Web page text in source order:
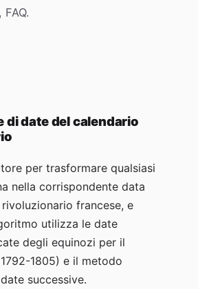
di date del calendario
per trasformare qualsiasi
nella corrispondente data
francese, e
utilizza le date
degli equinozi per il
1805) e il metodo
successive.